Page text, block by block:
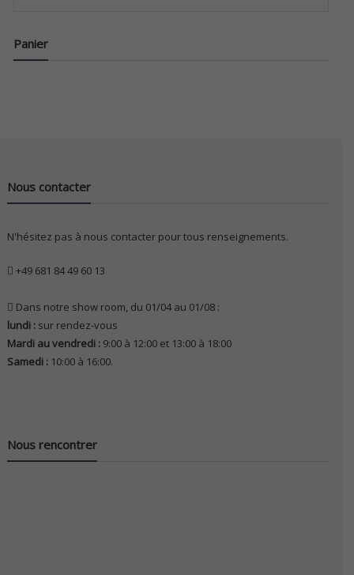
Panier
Nous contacter
N'hésitez pas à nous contacter pour tous renseignements.
+49 681 84 49 60 13
Dans notre show room, du 01/04 au 01/08 :
lundi : sur rendez-vous
Mardi au vendredi : 9:00 à 12:00 et 13:00 à 18:00
Samedi : 10:00 à 16:00.
Nous rencontrer